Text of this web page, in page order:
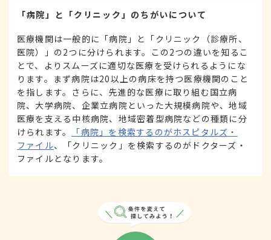
「病院」と「クリニック」のちがいについて
医療機関は一般的に「病院」と「クリニック（診療所、
医院）」の2つに分けられます。この2つの違いを知るこ
とで、よりスムーズに適切な医療を受けられるようにな
ります。まず病院は20以上の病床を持つ医療機関のこと
を指します。さらに、先進的な医療に取り組む国立病
院、大学病院、企業立病院といった大規模病院や、地域
医療を支える中核病院、地域密着型病院などの種類に分
けられます。
「病院」を検索するのがホスピタルズ・
ファイル、「クリニック」を検索するのがドクターズ・
ファイルとなります。